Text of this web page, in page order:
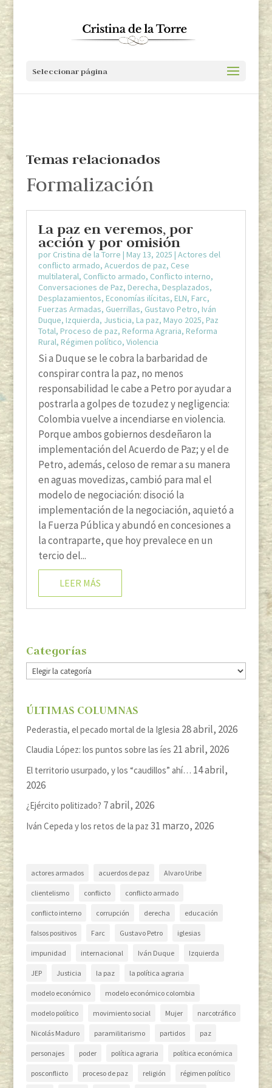
Seleccionar página
Temas relacionados
Formalización
La paz en veremos, por
acción y por omisión
por Cristina de la Torre | May 13, 2025 | Actores del
conflicto armado, Acuerdos de paz, Cese
multilateral, Conflicto armado, Conflicto interno,
Conversaciones de Paz, Derecha, Desplazados,
Desplazamientos, Economías ilícitas, ELN, Farc,
Fuerzas Armadas, Guerrillas, Gustavo Petro, Iván
Duque, Izquierda, Justicia, La paz, Mayo 2025, Paz
Total, Proceso de paz, Reforma Agraria, Reforma
Rural, Régimen político, Violencia
Si a Duque se le cobra la barbaridad de
conspirar contra la paz, no menos
responsabilidad le cabe a Petro por ayudar a
postrarla a golpes de tozudez y negligencia:
Colombia vuelve a incendiarse en violencia.
Porque ambos gobiernos desdeñaron la
implementación del Acuerdo de Paz; y el de
Petro, además, celoso de remar a su manera
en aguas movedizas, cambió para mal el
modelo de negociación: disoció la
implementación de la negociación, aquietó a
la Fuerza Pública y abundó en concesiones a
la contraparte, que hoy prevalece en un
tercio del...
LEER MÁS
Categorías
Categorías
ÚLTIMAS COLUMNAS
Pederastia, el pecado mortal de la Iglesia 28 abril, 2026
Claudia López: los puntos sobre las íes 21 abril, 2026
El territorio usurpado, y los “caudillos” ahí… 14 abril,
2026
¿Ejército politizado? 7 abril, 2026
Iván Cepeda y los retos de la paz 31 marzo, 2026
actores armados acuerdos de paz Alvaro Uribe
clientelismo conflicto conflicto armado
conflicto interno corrupción derecha educación
falsos positivos Farc Gustavo Petro iglesias
impunidad internacional Iván Duque Izquierda
JEP Justicia la paz la política agraria
modelo económico modelo económico colombia
modelo político movimiento social Mujer narcotráfico
Nicolás Maduro paramilitarismo partidos paz
personajes poder política agraria política económica
posconflicto proceso de paz religión régimen político